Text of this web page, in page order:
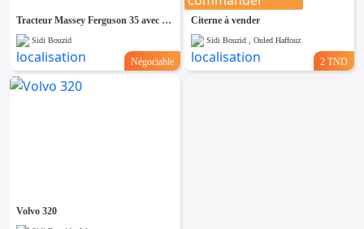
Tracteur Massey Ferguson 35 avec charrue
Sidi Bouzid
Négociable
Citerne à vender
Sidi Bouzid , Ouled Haffouz
2 TND
Volvo 320